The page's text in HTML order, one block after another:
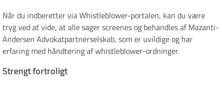
Når du indberetter via Whistleblower-portalen, kan du være
tryg ved at vide, at alle sager screenes og behandles af Mazanti-
Andersen Advokatpartnerselskab, som er uvildige og har
erfaring med håndtering af whistleblower-ordninger.
Strengt fortroligt